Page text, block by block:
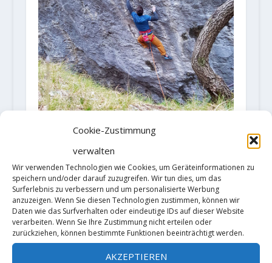
Cookie-Zustimmung
verwalten
Wir verwenden Technologien wie Cookies, um Geräteinformationen zu
speichern und/oder darauf zuzugreifen. Wir tun dies, um das
Surferlebnis zu verbessern und um personalisierte Werbung
anzuzeigen. Wenn Sie diesen Technologien zustimmen, können wir
Daten wie das Surfverhalten oder eindeutige IDs auf dieser Website
verarbeiten. Wenn Sie Ihre Zustimmung nicht erteilen oder
zurückziehen, können bestimmte Funktionen beeinträchtigt werden.
AKZEPTIEREN
CHRISTOF RAUCH WIEDERHOLT
„SID LIVES“ 9A IN NAGO (ARCO)
Gepostet vonAlMa|Feb. 19, 2018|Bouldern,
Sportklettern|
Christof Rauch, normalerweise